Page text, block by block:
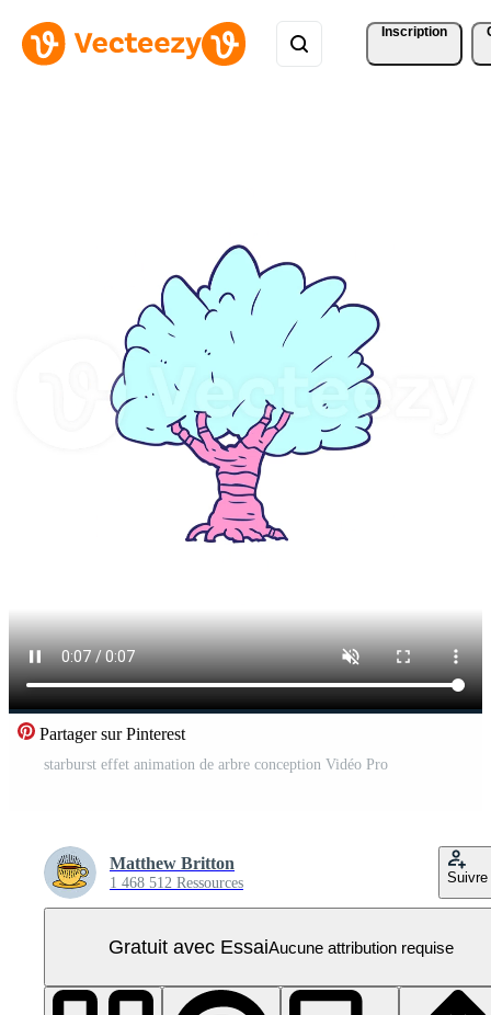
Inscription
Partager sur Pinterest
starburst effet animation de arbre conception Vidéo Pro
Matthew Britton
1 468 512 Ressources Suivre
Gratuit avec EssaiAucune attribution requise